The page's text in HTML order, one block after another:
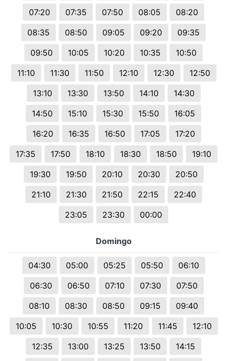
07:20 07:35 07:50 08:05
08:20
08:35
08:50 09:05 09:20
09:35
09:50
10:05 10:20 10:35
10:50
11:10
11:30 11:50 12:10 12:30
12:50
13:10
13:30 13:50 14:10
14:30
14:50
15:10 15:30 15:50
16:05
16:20
16:35 16:50 17:05
17:20
17:35
17:50 18:10 18:30 18:50
19:10
19:30
19:50 20:10 20:30
20:50
21:10
21:30 21:50 22:15
22:40
23:05
23:30 00:00
Domingo
04:30 05:00 05:25 05:50
06:10
06:30
06:50 07:10 07:30
07:50
08:10
08:30 08:50 09:15
09:40
10:05
10:30 10:55 11:20 11:45
12:10
12:35
13:00 13:25 13:50
14:15